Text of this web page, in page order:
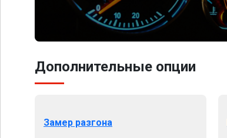
Дополнительные опции
Замер разгона